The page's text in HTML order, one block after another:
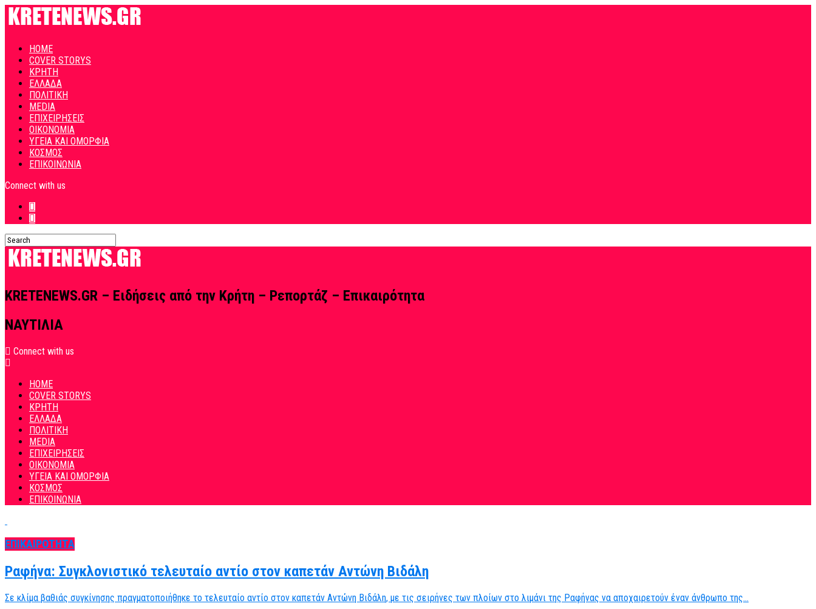
HOME
COVER STORYS
ΚΡΗΤΗ
ΕΛΛΑΔΑ
ΠΟΛΙΤΙΚΗ
MEDIA
ΕΠΙΧΕΙΡΗΣΕΙΣ
ΟΙΚΟΝΟΜΙΑ
ΥΓΕΙΑ ΚΑΙ ΟΜΟΡΦΙΑ
ΚΟΣΜΟΣ
ΕΠΙΚΟΙΝΩΝΙΑ
Connect with us
KRETENEWS.GR – Ειδήσεις από την Κρήτη – Ρεπορτάζ – Επικαιρότητα
ΝΑΥΤΙΛΙΑ
Connect with us
HOME
COVER STORYS
ΚΡΗΤΗ
ΕΛΛΑΔΑ
ΠΟΛΙΤΙΚΗ
MEDIA
ΕΠΙΧΕΙΡΗΣΕΙΣ
ΟΙΚΟΝΟΜΙΑ
ΥΓΕΙΑ ΚΑΙ ΟΜΟΡΦΙΑ
ΚΟΣΜΟΣ
ΕΠΙΚΟΙΝΩΝΙΑ
ΕΠΙΚΑΙΡΟΤΗΤΑ
Ραφήνα: Συγκλονιστικό τελευταίο αντίο στον καπετάν Αντώνη Βιδάλη
Σε κλίμα βαθιάς συγκίνησης πραγματοποιήθηκε το τελευταίο αντίο στον καπετάν Αντώνη Βιδάλη, με τις σειρήνες των πλοίων στο λιμάνι της Ραφήνας να αποχαιρετούν έναν άνθρωπο της...